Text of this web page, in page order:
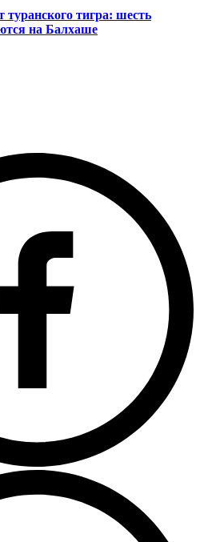
туранского тигра: шесть
на Балхаше